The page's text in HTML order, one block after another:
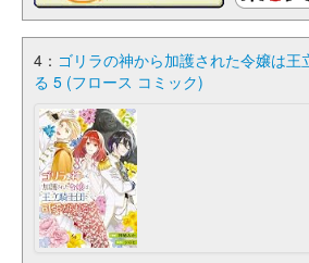
4： ゴリラの神から加護された令嬢は王
る 5 (フロース コミック)